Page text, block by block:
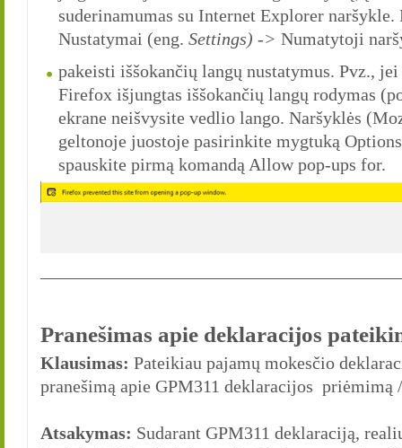
suderinamumas su Internet Explorer
Nustatymai (eng. Settings) -> Numatytoji
pakeisti iššokančių langų nustatymus. Pvz.,
Firefox išjungtas iššokančių langų rodymas
ekrane neišvysite vedlio lango. Naršyklės
geltonoje juostoje pasirinkite mygtuką
spauskite pirmą komandą Allow pop-ups for.
Pranešimas apie deklaracijos
Klausimas: Pateikiau pajamų mokesčio
pranešimą apie GPM311 deklaracijos priėmimą
Atsakymas: Sudarant GPM311 deklaraciją,